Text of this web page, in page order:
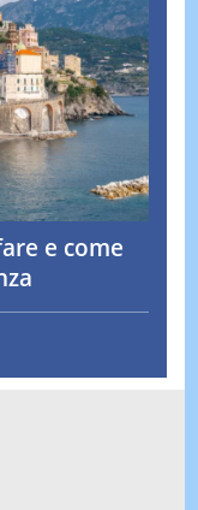
e come